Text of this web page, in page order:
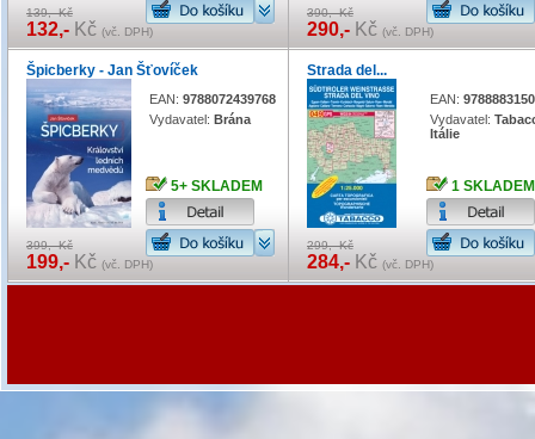
139,- Kč
132,- Kč (vč. DPH)
390,- Kč
290,- Kč (vč. DPH)
Špicberky - Jan Šťovíček
EAN: 9788072439768
Vydavatel: Brána
399,- Kč
199,- Kč (vč. DPH)
5+ SKLADEM
Strada del...
EAN:
Vydavatel:
Itálie
299,- Kč
284,- Kč (vč. DPH)
1 SKLADEM